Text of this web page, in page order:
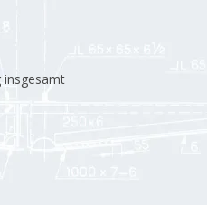
insgesamt